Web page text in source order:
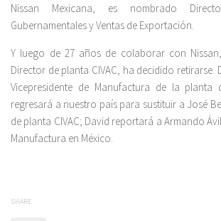
Nissan Mexicana, es nombrado
Gubernamentales y Ventas de Exportación.
Y luego de 27 años de colaborar con
Director de planta CIVAC, ha decidido retirarse.
Vicepresidente de Manufactura de la planta
regresará a nuestro país para sustituir a José
de planta CIVAC; David reportará a Armando
Manufactura en México.
SHARE